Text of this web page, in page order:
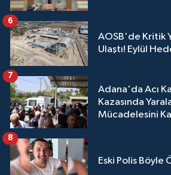
AOSB'de Kritik
Ulaştı! Eylül
6
Adana'da Acı
Kazasında
Mücadelesini
7
Eski Polis Böyle
8